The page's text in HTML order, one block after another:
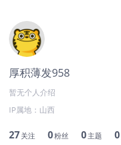
厚积薄发958
暂无个人介绍
IP属地： 山西
27关注 0粉丝 0主题 0